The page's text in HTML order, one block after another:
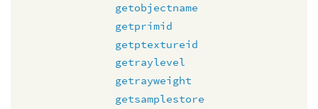
getobjectname
getprimid
getptextureid
getraylevel
getrayweight
getsamplestore